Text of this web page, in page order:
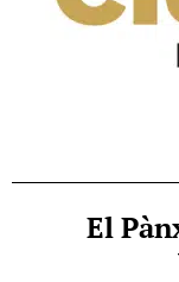
El